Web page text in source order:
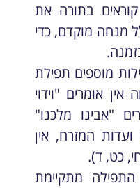
בתורה את
מנחה מוקדם, כדי
מוספים תפילת
אומרים "וידוי
"אבינו מלכנו"
המזרח, אין
כט, ד).
מתקיימת